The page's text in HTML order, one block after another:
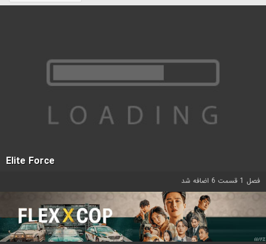
Elite Force
فصل 1 قسمت 6 اضافه شد